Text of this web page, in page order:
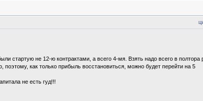
стартую не 12-ю контрактами, а всего 4-мя. Взять надо всего в полтора
как только прибыль восстановиться, можно будет перейти на 5
не есть гуд!!!